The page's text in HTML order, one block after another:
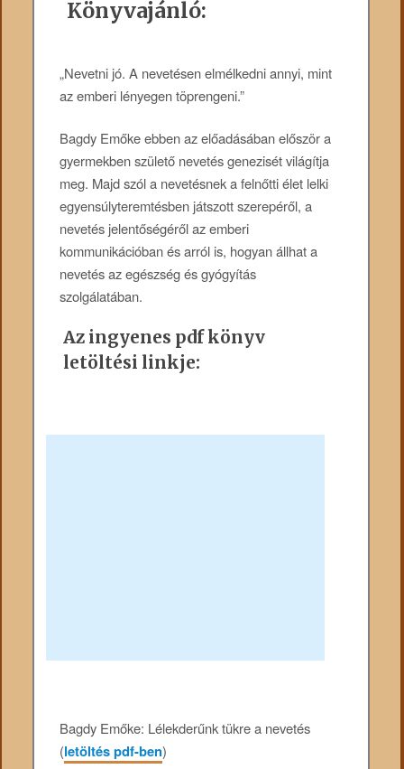
Könyvajánló:
„Nevetni jó. A nevetésen elmélkedni annyi, mint
az emberi lényegen töprengeni.”
Bagdy Emőke ebben az előadásában először a
gyermekben születő nevetés genezisét világítja
meg. Majd szól a nevetésnek a felnőtti élet lelki
egyensúlyteremtésben játszott szerepéről, a
nevetés jelentőségéről az emberi
kommunikációban és arról is, hogyan állhat a
nevetés az egészség és gyógyítás
szolgálatában.
Az ingyenes pdf könyv
letöltési linkje:
Bagdy Emőke: Lélekderűnk tükre a nevetés
(letöltés pdf-ben)